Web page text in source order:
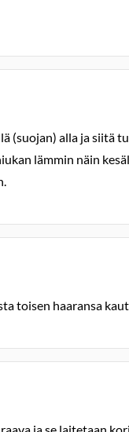
(suojan) alla ja siitä
lämmin näin
toisen haaransa